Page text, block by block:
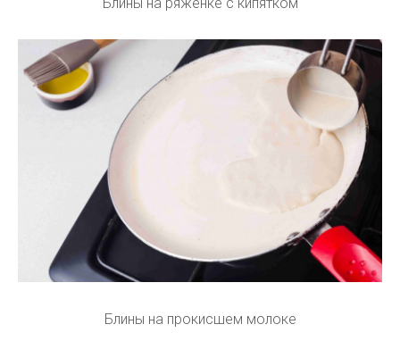
Блины на прокисшем молоке